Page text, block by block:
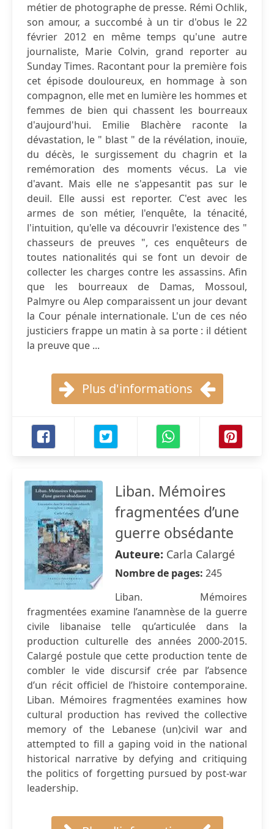
métier de photographe de presse. Rémi Ochlik,
son amour, a succombé à un tir d'obus le 22
février 2012 en même temps qu'une autre
journaliste, Marie Colvin, grand reporter au
Sunday Times. Racontant pour la première fois
cet épisode douloureux, en hommage à son
compagnon, elle met en lumière les hommes et
femmes de bien qui chassent les bourreaux
d'aujourd'hui. Emilie Blachère raconte la
dévastation, le " blast " de la révélation, inouïe,
du décès, le surgissement du chagrin et la
remémoration des moments vécus. La vie
d'avant. Mais elle ne s'appesantit pas sur le
deuil. Elle aussi est reporter. C'est avec les
armes de son métier, l'enquête, la ténacité,
l'intuition, qu'elle va découvrir l'existence des "
chasseurs de preuves ", ces enquêteurs de
toutes nationalités qui se font un devoir de
collecter les charges contre les assassins. Afin
que les bourreaux de Damas, Mossoul,
Palmyre ou Alep comparaissent un jour devant
la Cour pénale internationale. L'un de ces néo
justiciers frappe un matin à sa porte : il détient
la preuve que ...
Plus d'informations
Liban. Mémoires
fragmentées d’une
guerre obsédante
Auteure: Carla Calargé
Nombre de pages: 245
Liban. Mémoires
fragmentées examine l’anamnèse de la guerre
civile libanaise telle qu’articulée dans la
production culturelle des années 2000-2015.
Calargé postule que cette production tente de
combler le vide discursif crée par l’absence
d’un récit officiel de l’histoire contemporaine.
Liban. Mémoires fragmentées examines how
cultural production has revived the collective
memory of the Lebanese (un)civil war and
attempted to fill a gaping void in the national
historical narrative by defying and critiquing
the politics of forgetting pursued by post-war
leadership.